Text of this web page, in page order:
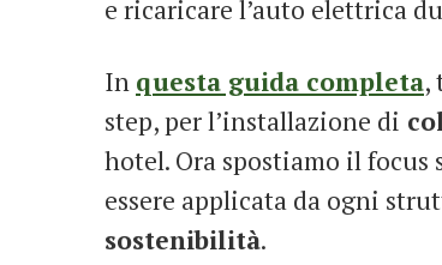
e ricaricare l’auto elettrica
In questa guida completa,
step, per l’installazione di
hotel. Ora spostiamo il focus
essere applicata da ogni
sostenibilità.